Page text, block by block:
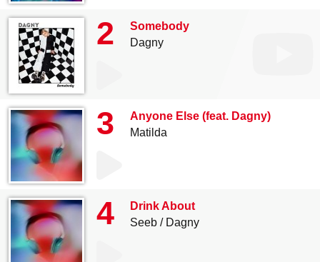
2
Somebody
Dagny
3
Anyone Else (feat. Dagny)
Matilda
4
Drink About
Seeb
Dagny